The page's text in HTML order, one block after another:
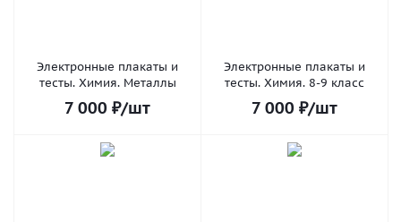
Электронные плакаты и
тесты. Химия. Металлы
7 000 ₽/шт
Электронные плакаты и
тесты. Химия. 8-9 класс
7 000 ₽/шт